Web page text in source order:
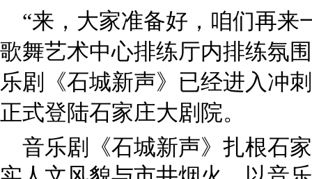
“来，大家准备好，咱们再来
歌舞艺术中心排练厅内排练氛
乐剧《石城新声》已经进入冲
正式登陆石家庄大剧院。
音乐剧《石城新声》扎根石